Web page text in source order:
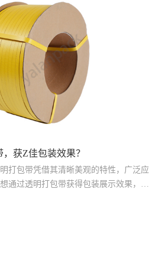
获Z佳包装效果？​
包带凭借其清晰美观的特性，广泛应
通过透明打包带获得包装展示效果，需